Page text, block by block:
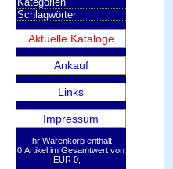
Schlagwörter
Aktuelle Kataloge
Ankauf
Links
Impressum
Ihr Warenkorb enthält
0 Artikel im Gesamtwert von
EUR 0,--